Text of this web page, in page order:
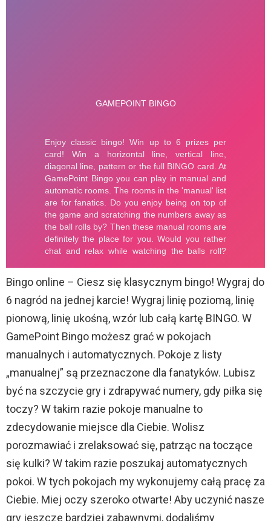
Bingo online – Ciesz się klasycznym bingo! Wygraj do
6 nagród na jednej karcie! Wygraj linię poziomą, linię
pionową, linię ukośną, wzór lub całą kartę BINGO. W
GamePoint Bingo możesz grać w pokojach
manualnych i automatycznych. Pokoje z listy
„manualnej” są przeznaczone dla fanatyków. Lubisz
być na szczycie gry i zdrapywać numery, gdy piłka się
toczy? W takim razie pokoje manualne to
zdecydowanie miejsce dla Ciebie. Wolisz
porozmawiać i zrelaksować się, patrząc na toczące
się kulki? W takim razie poszukaj automatycznych
pokoi. W tych pokojach my wykonujemy całą pracę za
Ciebie. Miej oczy szeroko otwarte! Aby uczynić nasze
gry jeszcze bardziej zabawnymi, dodaliśmy